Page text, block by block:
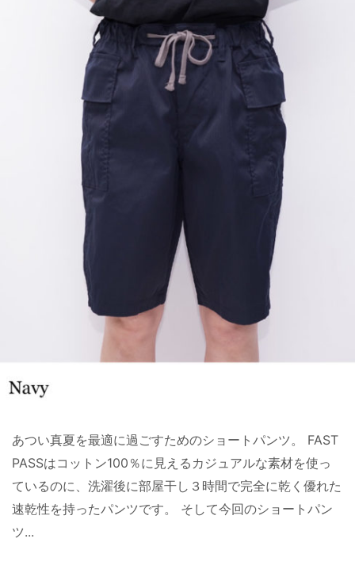
あつい真夏を最適に過ごすためのショートパンツ。 FAST
PASSはコットン100％に見えるカジュアルな素材を使っ
ているのに、洗濯後に部屋干し３時間で完全に乾く優れた
速乾性を持ったパンツです。 そして今回のショートパン
ツ...